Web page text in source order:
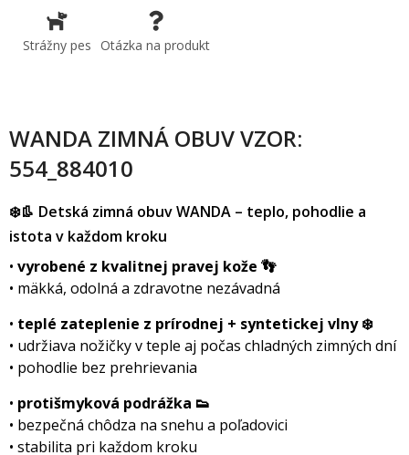
Strážny pes Otázka na produkt
WANDA ZIMNÁ OBUV VZOR:
554_884010
❄️👢 Detská zimná obuv WANDA – teplo, pohodlie a
istota v každom kroku
• vyrobené z kvalitnej pravej kože 👣
• mäkká, odolná a zdravotne nezávadn
• teplé zateplenie z prírodnej + syntetickej vlny ❄️
• udržiava nožičky v teple aj počas chladných zimných dní
• pohodlie bez prehrievania
• protišmyková podrážka 👟
• bezpečná chôdza na snehu a poľadovici
• stabilita pri každom kroku